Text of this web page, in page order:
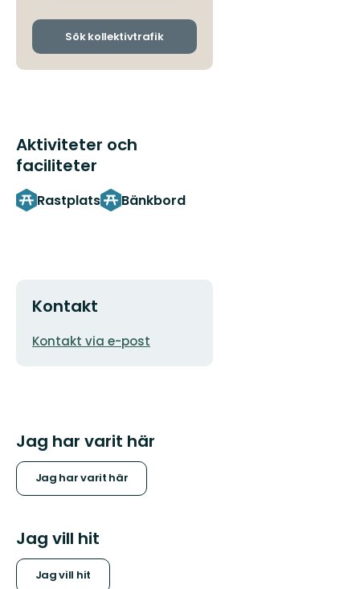
och
Sök kollektivtrafik
Aktiviteter och
faciliteter
Rastplats Bänkbord
Kontakt
E-
Kontakt via e-post
Jag har varit här
Jag har varit här
Jag vill hit
Jag vill hit